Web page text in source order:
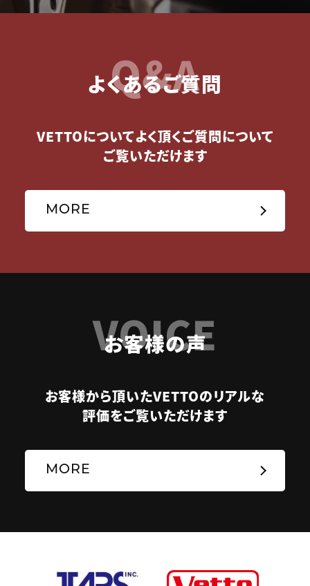
Q&A
よくあるご質問
VETTOについてよく頂くご質問について
ご覧いただけます
MORE
VOICE
お客様の声
お客様から頂いたVETTOのリアルな
評価をご覧いただけます
MORE